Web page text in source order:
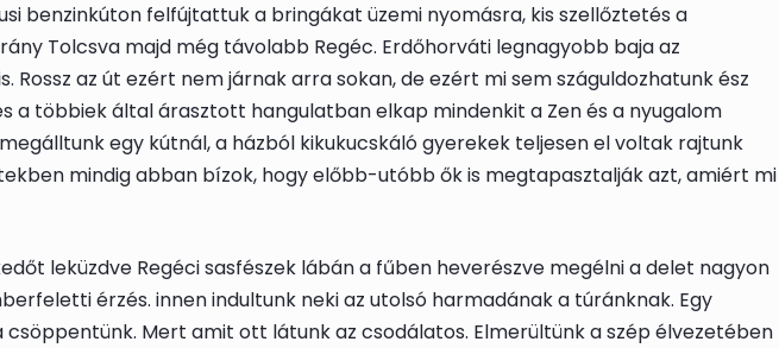
benzinkúton felfújtattuk a bringákat üzemi nyomásra, kis szellőztetés a
Tolcsva majd még távolabb Regéc. Erdőhorváti legnagyobb baja az
Rossz az út ezért nem járnak arra sokan, de ezért mi sem száguldozhatunk ész
a többiek által árasztott hangulatban elkap mindenkit a Zen és a nyugalom
egy kútnál, a házból kikukucskáló gyerekek teljesen el voltak rajtunk
mindig abban bízok, hogy előbb-utóbb ők is megtapasztalják azt, amiért mi
leküzdve Regéci sasfészek lábán a fűben heverészve megélni a delet nagyon
érzés. innen indultunk neki az utolsó harmadának a túránknak. Egy
csöppentünk. Mert amit ott látunk az csodálatos. Elmerültünk a szép élvezetében